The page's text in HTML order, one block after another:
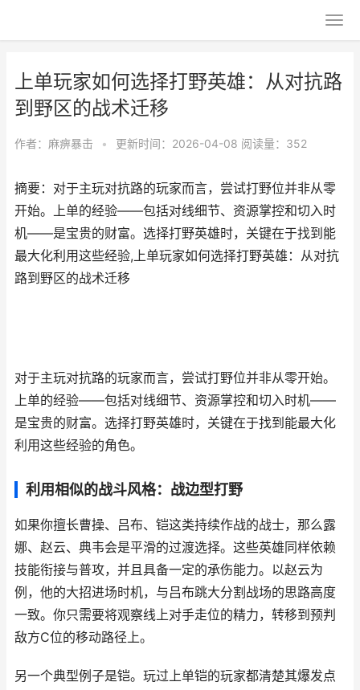
上单玩家如何选择打野英雄：从对抗路
到野区的战术迁移
作者： 麻痹暴击 • 更新时间：2026-04-08 阅读量：352
摘要：对于主玩对抗路的玩家而言，尝试打野位并非从零
开始。上单的经验——包括对线细节、资源掌控和切入时
机——是宝贵的财富。选择打野英雄时，关键在于找到能
最大化利用这些经验,上单玩家如何选择打野英雄：从对抗
路到野区的战术迁移
对于主玩对抗路的玩家而言，尝试打野位并非从零开始。
上单的经验——包括对线细节、资源掌控和切入时机——
是宝贵的财富。选择打野英雄时，关键在于找到能最大化
利用这些经验的角色。
利用相似的战斗风格：战边型打野
如果你擅长曹操、吕布、铠这类持续作战的战士，那么露
娜、赵云、典韦会是平滑的过渡选择。这些英雄同样依赖
技能衔接与普攻，并且具备一定的承伤能力。以赵云为
例，他的大招进场时机，与吕布跳大分割战场的思路高度
一致。你只需要将观察线上对手走位的精力，转移到预判
敌方C位的移动路径上。
另一个典型例子是铠。玩过上单铠的玩家都清楚其爆发点